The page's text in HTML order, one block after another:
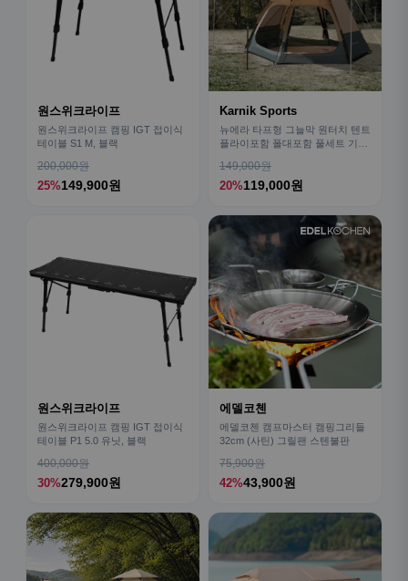
원스위크라이프
원스위크라이프 캠핑 IGT 접이식
테이블 S1 M, 블랙
200,000원
25%149,900원
Karnik Sports
뉴에라 타프형 그늘막 원터치 텐트
플라이포함 폴대포함 풀세트 기본
149,000원
20%119,000원
원스위크라이프
원스위크라이프 캠핑 IGT 접이식
테이블 P1 5.0 유닛, 블랙
400,000원
30%279,900원
에델코첸
에델코첸 캠프마스터 캠핑그리들
32cm (사틴) 그릴팬 스텐불판
75,900원
42%43,900원